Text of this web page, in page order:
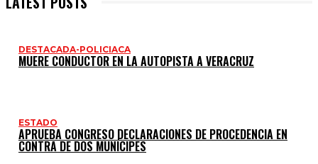
DESTACADA-POLICIACA
MUERE CONDUCTOR EN LA AUTOPISTA A VERACRUZ
ESTADO
APRUEBA CONGRESO DECLARACIONES DE PROCEDENCIA EN
CONTRA DE DOS MUNÍCIPES